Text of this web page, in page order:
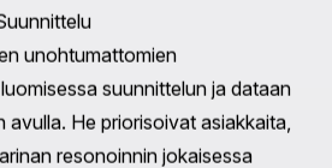
virheitä ja parantaen
Esimerkiksi Praella paransi
kehittämällä käyttäjäystävällisen
heidän tilauspalvelunsa
saattaa ollatäällä.